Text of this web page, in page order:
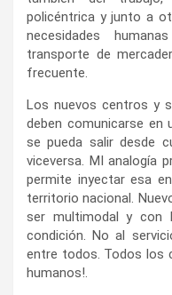
policéntrica y junto a
necesidades
transporte de
frecuente.
Los nuevos centros y
deben comunicarse en
se pueda salir desde
viceversa. MI analogía
permite inyectar esa
territorio nacional.
ser multimodal y con
condición. No al
entre todos. Todos los
humanos!.